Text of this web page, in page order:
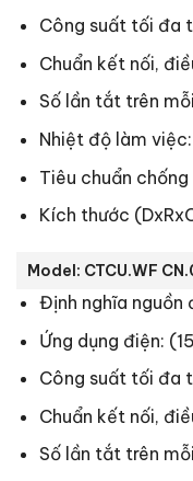
Công suất tối đa
Chuẩn kết nối,
Số lần tắt trên
Nhiệt độ làm
Tiêu chuẩn
Kích thước
Model: CTCU.WF
Định nghĩa nguồn
Ứng dụng điện:
Công suất tối đa
Chuẩn kết nối,
Số lần tắt trên